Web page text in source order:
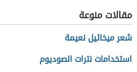
مقالات منوعة
شعر ميخائيل نعيمة
استخدامات نترات الصوديوم